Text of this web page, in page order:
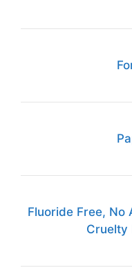
Fluoride Free, No
Cruelty